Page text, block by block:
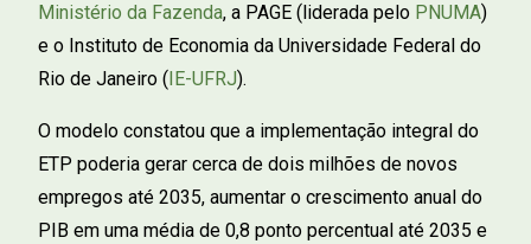
Ministério da Fazenda, a PAGE (liderada pelo PNUMA)
e o Instituto de Economia da Universidade Federal do
Rio de Janeiro ( IE-UFRJ).
O modelo constatou que a implementação integral do
ETP poderia gerar cerca de dois milhões de novos
empregos até 2035, aumentar o crescimento anual do
PIB em uma média de 0,8 ponto percentual até 2035 e